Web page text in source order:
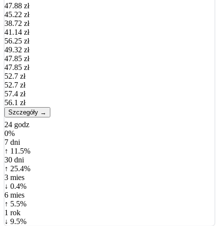
47.88 zł
45.22 zł
38.72 zł
41.14 zł
56.25 zł
49.32 zł
47.85 zł
47.85 zł
52.7 zł
52.7 zł
57.4 zł
56.1 zł
Szczegóły →
24 godz
0%
7 dni
↑ 11.5%
30 dni
↑ 25.4%
3 mies
↓ 0.4%
6 mies
↑ 5.5%
1 rok
↓ 9.5%